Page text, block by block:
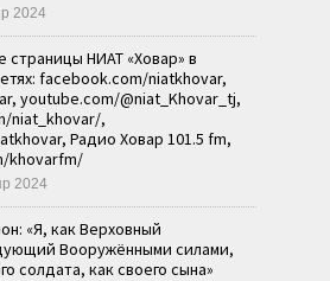
2024
НИАТ «Ховар» в
facebook.com/niatkhovar,
youtube.com/@niat_Khovar_tj,
niat_khovar/,
Радио Ховар 101.5 fm,
khovarfm/
2024
«Я, как Верховный
Вооружёнными силами,
солдата, как своего сына»